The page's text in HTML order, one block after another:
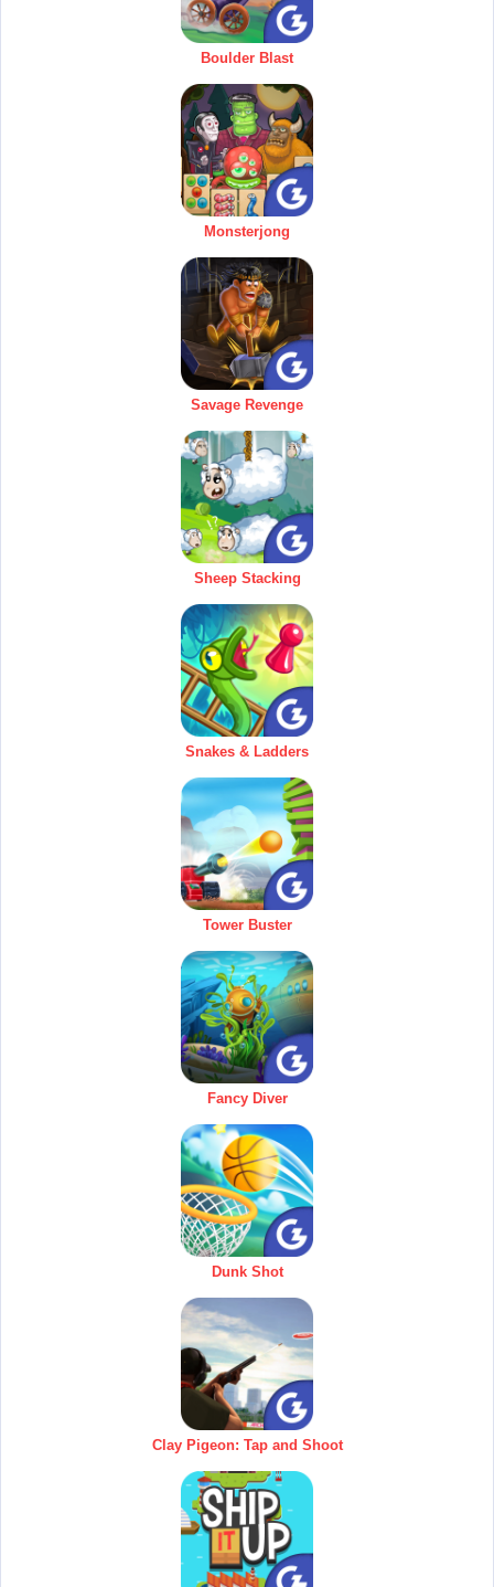
Boulder Blast
Monsterjong
Savage Revenge
Sheep Stacking
Snakes & Ladders
Tower Buster
Fancy Diver
Dunk Shot
Clay Pigeon: Tap and Shoot